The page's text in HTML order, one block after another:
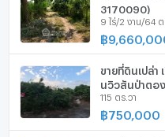
ลึก (เมตร)
เครื่องทำน้ำร้อน/น้ำอุ่น
ประตูห้องระบบ digital
อ่างอาบน้ำ
TV
3170090)
9 ไร่/2 งาน/64 ต
฿
ขายที่ดินเปล่า เนื้อที่ 115 ตรว. (แปลงหัวมุม) (เม้าท์เท่
นวิวสันป่าตอง
แล้ว ปลูกต้นมะ
115 ตร.วา
฿750,000